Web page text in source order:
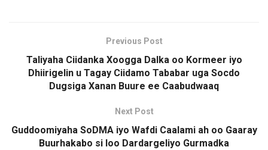
Previous Post
Taliyaha Ciidanka Xoogga Dalka oo Kormeer iyo
Dhiirigelin u Tagay Ciidamo Tababar uga Socdo
Dugsiga Xanan Buure ee Caabudwaaq
Next Post
Guddoomiyaha SoDMA iyo Wafdi Caalami ah oo Gaaray
Buurhakabo si loo Dardargeliyo Gurmadka